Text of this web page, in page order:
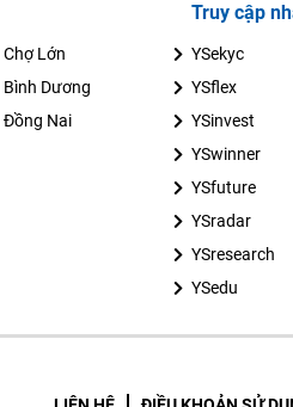
Chợ Lớn
Bình Dương
Đồng Nai
Truy cập
YSekyc
YSflex
YSinvest
YSwinner
YSfuture
YSradar
YSresearch
YSedu